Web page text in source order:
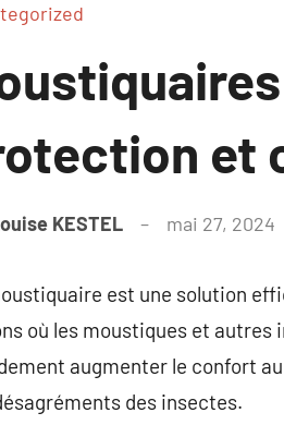
et
KESTEL mai 27, 2024
est une solution
où les moustiques et autres
augmenter le confort
des insectes.